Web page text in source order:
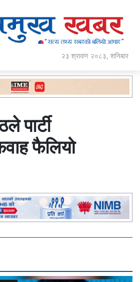
२३ श्रावण २०८३, शनिबार
पार्टी
फैलियो